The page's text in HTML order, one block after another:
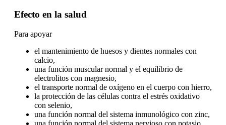
Efecto en la salud
Para apoyar
el mantenimiento de huesos y dientes normales con
calcio,
una función muscular normal y el equilibrio de
electrolitos con magnesio,
el transporte normal de oxígeno en el cuerpo con hierro,
la protección de las células contra el estrés oxidativo
con selenio,
una función normal del sistema inmunológico con zinc,
una función normal del sistema nervioso con potasio,